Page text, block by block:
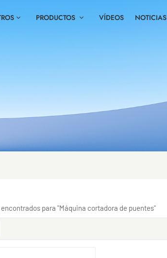
PRODUCTOS VÍDEOS NOTICIAS
encontrados para "Máquina cortadora de puentes"